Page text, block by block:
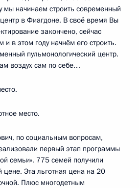
мы начинаем строить современный
в Фиагдоне. В своё время Вы
закончено, сейчас
и в этом году начнём его строить.
пульмонологический центр.
воздух сам по себе…
место.
по социальным вопросам,
первый этап программы
семьи». 775 семей получили
цене. Эта льготная цена на 20
Плюс многодетным